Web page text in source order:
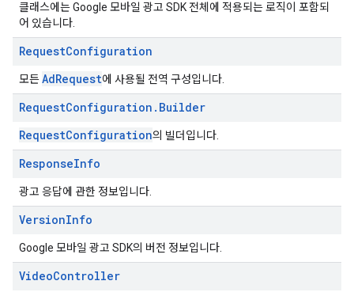
클래스에는 Google 모바일 광고 SDK 전체에 적용되는 로직이 포함되
어 있습니다.
RequestConfiguration
모든AdRequest에 사용될 전역 구성입니다.
RequestConfiguration . Builder
RequestConfiguration의 빌더입니다.
ResponseInfo
광고 응답에 관한 정보입니다.
VersionInfo
Google 모바일 광고 SDK의 버전 정보입니다.
VideoController